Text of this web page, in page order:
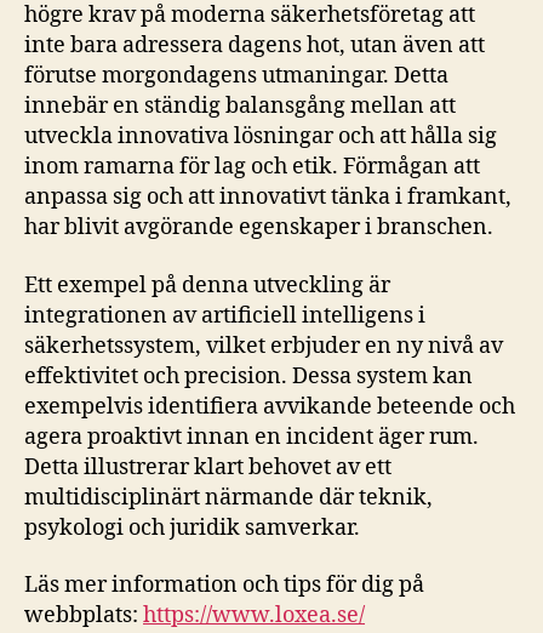
högre krav på moderna säkerhetsföretag att
inte bara adressera dagens hot, utan även att
förutse morgondagens utmaningar. Detta
innebär en ständig balansgång mellan att
utveckla innovativa lösningar och att hålla sig
inom ramarna för lag och etik. Förmågan att
anpassa sig och att innovativt tänka i framkant,
har blivit avgörande egenskaper i branschen.
Ett exempel på denna utveckling är
integrationen av artificiell intelligens i
säkerhetssystem, vilket erbjuder en ny nivå av
effektivitet och precision. Dessa system kan
exempelvis identifiera avvikande beteende och
agera proaktivt innan en incident äger rum.
Detta illustrerar klart behovet av ett
multidisciplinärt närmande där teknik,
psykologi och juridik samverkar.
Läs mer information och tips för dig på
webbplats: https://www.loxea.se/